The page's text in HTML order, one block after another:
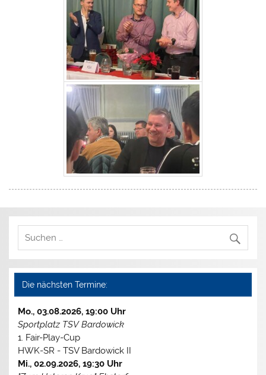
Die nächsten Termine:
Mo., 03.08.2026, 19:00 Uhr
Sportplatz TSV Bardowick
1. Fair-Play-Cup
HWK-SR - TSV Bardowick II
Mi., 02.09.2026, 19:30 Uhr